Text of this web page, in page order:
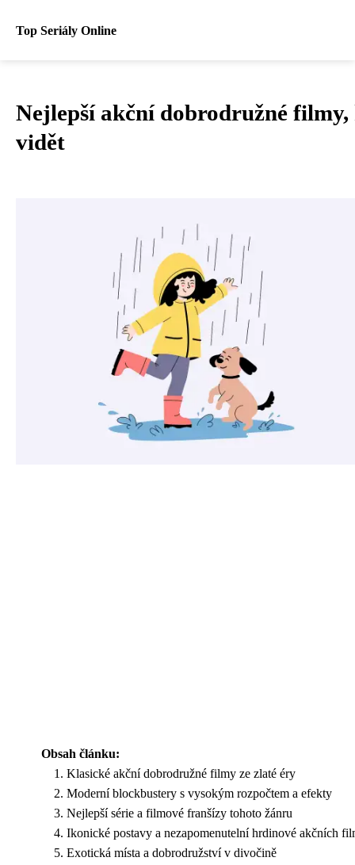
Top Seriály Online
Nejlepší akční dobrodružné filmy,
vidět
Obsah článku:
Klasické akční dobrodružné filmy ze zlaté éry
Moderní blockbustery s vysokým rozpočtem a efekty
Nejlepší série a filmové franšízy tohoto žánru
Ikonické postavy a nezapomenutelní hrdinové akčních
Exotická místa a dobrodružství v divočině